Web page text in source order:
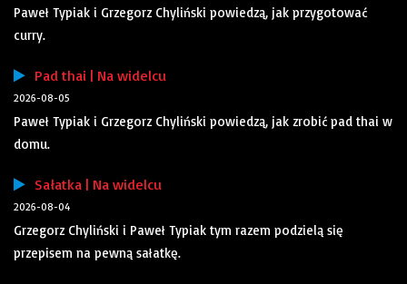
Paweł Typiak i Grzegorz Chyliński powiedzą, jak przygotować
curry.
Pad thai | Na widelcu
2026-08-05
Paweł Typiak i Grzegorz Chyliński powiedzą, jak zrobić pad thai w
domu.
Sałatka | Na widelcu
2026-08-04
Grzegorz Chyliński i Paweł Typiak tym razem podzielą się
przepisem na pewną sałatkę.